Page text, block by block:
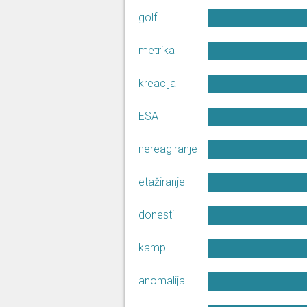
Matej Mostarac
30. 4. 2026, 10. sjednica (Sabor)
Matej Mostarac
golf
metrika
kreacija
ESA
nereagiranje
etažiranje
donesti
kamp
anomalija